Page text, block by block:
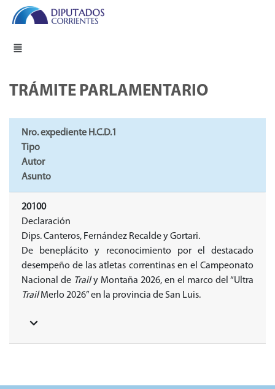
TRÁMITE PARLAMENTARIO
Nro. expediente H.C.D.1
Tipo
Autor
Asunto
20100
Declaración
Dips. Canteros, Fernández Recalde y Gortari.
De beneplácito y reconocimiento por el destacado
desempeño de las atletas correntinas en el Campeonato
Nacional de Traily Montaña 2026, en el marco del “Ultra
TrailMerlo 2026” en la provincia de San Luis.